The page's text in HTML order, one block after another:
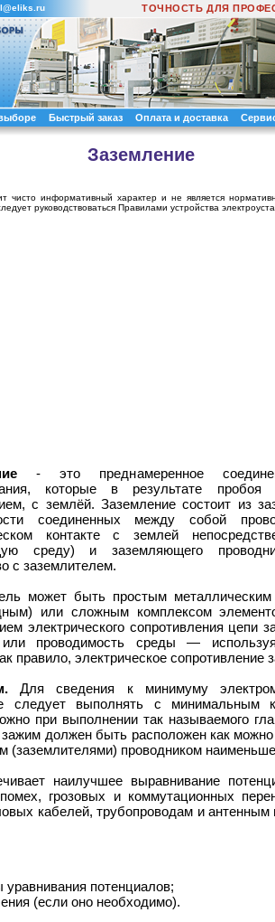
ТОЧНОСТЬ ДЛЯ
Быстрый заказ Оплата и доставка
Заземление
чисто информативный характер и не является
руководствоваться Правилами устройства
- это преднамеренное
которые в результате пробоя
с землёй. Заземление состоит из
соединенных между собой
контакте с землей
среду) и заземляющего
с заземлителем.
может быть простым
или сложным комплексом
электрического сопротивления цепи
или проводимость среды —
правило, электрическое сопротивление
Для сведения к минимуму
следует выполнять с минимальным
при выполнении так называемого
должен быть расположен как
(заземлителями) проводником
наилучшее выравнивание
грозовых и коммутационных
кабелей, трубопроводам и
уравнивания потенциалов;
(если оно необходимо).